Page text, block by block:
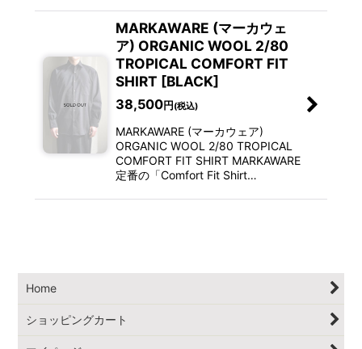
MARKAWARE (マーカウェ
ア) ORGANIC WOOL 2/80
TROPICAL COMFORT FIT
SHIRT [BLACK]
38,500円 (税込)
MARKAWARE (マーカウェア)
ORGANIC WOOL 2/80 TROPICAL
COMFORT FIT SHIRT MARKAWARE
定番の「Comfort Fit Shirt…
Home
ショッピングカート